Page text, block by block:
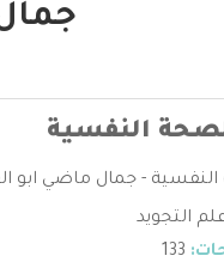
النفسية
النفسية - جمال ماضي ابو
التجويد